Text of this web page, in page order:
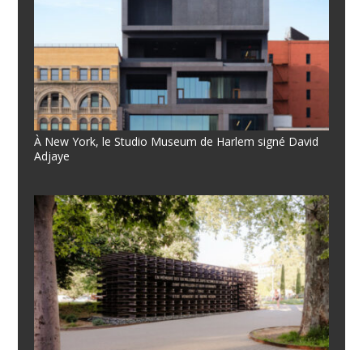
À New York, le Studio Museum de Harlem signé David
Adjaye